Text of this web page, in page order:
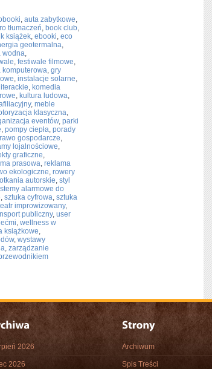
, auta zabytkowe,
tłumaczeń, book club,
książek, ebooki, eco
geotermalna,
wodna,
, festiwale filmowe,
komputerowa, gry
, instalacje solarne,
, komedia
, kultura ludowa,
, meble
klasyczna,
eventów, parki
, pompy ciepła, porady
gospodarcze,
lojalnościowe,
graficzne,
prasowa, reklama
ekologiczne, rowery
autorskie, styl
alarmowe do
, sztuka cyfrowa, sztuka
improwizowany,
publiczny, user
, wellness w
książkowe,
, wystawy
, zarządzanie
2026
2026
Archiwum
Spis Treści